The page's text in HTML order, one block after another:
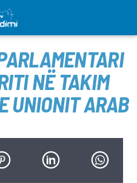
NË TAKIM
UNIONIT ARAB